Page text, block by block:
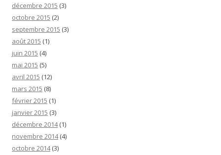
décembre 2015 (3)
octobre 2015 (2)
septembre 2015 (3)
août 2015 (1)
juin 2015 (4)
mai 2015 (5)
avril 2015 (12)
mars 2015 (8)
février 2015 (1)
janvier 2015 (3)
décembre 2014(1)
novembre 2014(4)
octobre 2014(3)